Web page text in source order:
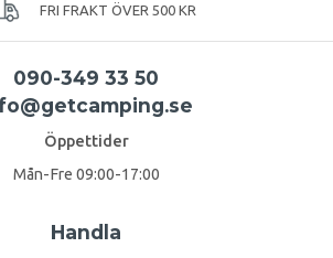
FRI FRAKT ÖVER 500 KR
090-349 33 50
Öppettider
Mån-Fre 09:00-17:00
Handla